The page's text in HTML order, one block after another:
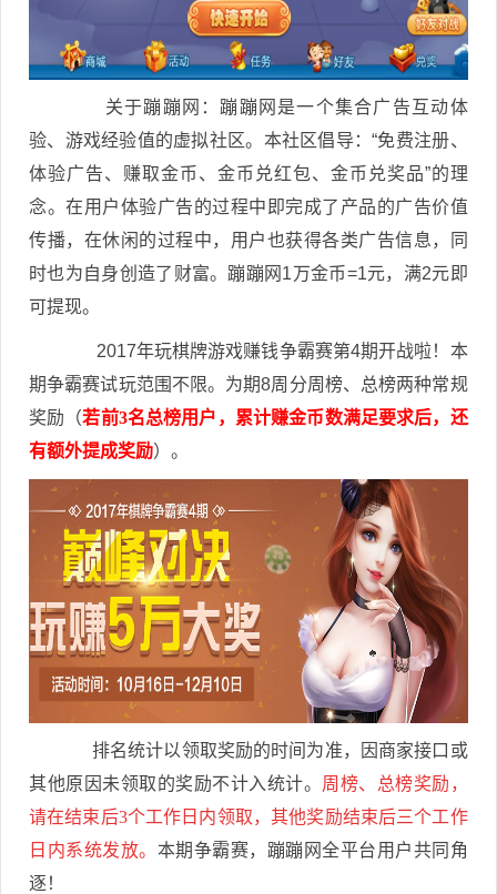
关于蹦蹦网：蹦蹦网是一个集合广告互动体
验、游戏经验值的虚拟社区。本社区倡导：“免费注册、
体验广告、赚取金币、金币兑红包、金币兑奖品”的理
念。在用户体验广告的过程中即完成了产品的广告价值
传播，在休闲的过程中，用户也获得各类广告信息，同
时也为自身创造了财富。蹦蹦网1万金币=1元，满2元即
可提现。
2017年玩棋牌游戏赚钱争霸赛第4期开战啦！ 本
期争霸赛试玩范围不限。为期8周分周榜、总榜两种常规
奖励（若前3名总榜用户，累计赚金币数满足要求后，还
有额外提成奖励）。
排名统计以领取奖励的时间为准，因商家接口或
其他原因未领取的奖励不计入统计。 周榜、总榜奖励，
请在结束后3个工作日内领取，其他奖励结束后三个工作
日内系统发放。 本期争霸赛，蹦蹦网全平台用户共同角
逐！